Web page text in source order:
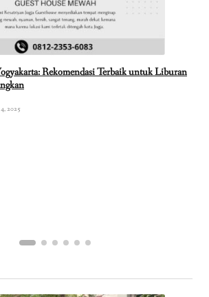
Rekomendasi Terbaik untuk Liburan
2025